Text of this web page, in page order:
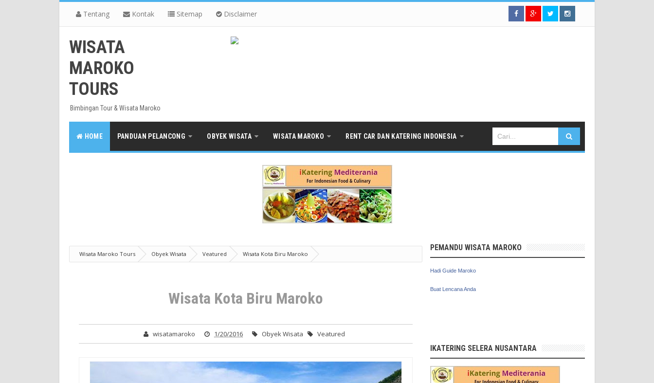
Tentang Kontak Sitemap Disclaimer
WISATA
MAROKO
TOURS
Bimbingan Tour & Wisata Maroko
HOME PANDUAN PELANCONG OBYEK WISATA WISATA MAROKO RENT CAR DAN KATERING INDONESIA
Wisata Maroko Tours Obyek Wisata Veatured Wisata Kota Biru Maroko
Wisata Kota Biru Maroko
wisatamaroko 1/20/2016 Obyek Wisata Veatured
PEMANDU WISATA MAROKO
Hadi Guide Maroko
Buat Lencana Anda
IKATERING SELERA NUSANTARA